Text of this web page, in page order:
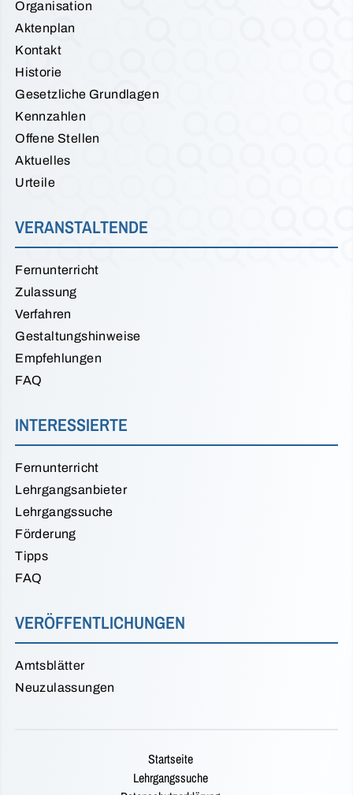
Organisation
Aktenplan
Kontakt
Historie
Gesetzliche Grundlagen
Kennzahlen
Offene Stellen
Aktuelles
Urteile
VERANSTALTENDE
Fernunterricht
Zulassung
Verfahren
Gestaltungshinweise
Empfehlungen
FAQ
INTERESSIERTE
Fernunterricht
Lehrgangsanbieter
Lehrgangssuche
Förderung
Tipps
FAQ
VERÖFFENTLICHUNGEN
Amtsblätter
Neuzulassungen
Startseite
Lehrgangssuche